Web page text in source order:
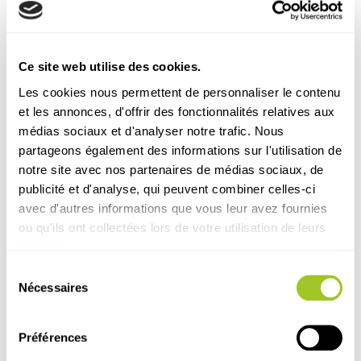
Ce site web utilise des cookies.
Les cookies nous permettent de personnaliser le contenu
et les annonces, d'offrir des fonctionnalités relatives aux
médias sociaux et d'analyser notre trafic. Nous
partageons également des informations sur l'utilisation de
notre site avec nos partenaires de médias sociaux, de
publicité et d'analyse, qui peuvent combiner celles-ci
avec d'autres informations que vous leur avez fournies
ou qu'ils ont collectées lors de votre utilisation de leurs
Nécessaires
Préférences
Découvrez nos autres
articles